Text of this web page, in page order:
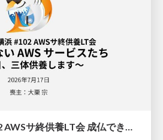
JAWS-UG横浜 #102 AWSサ終供養LT会 成仏できない AWS サービスたち 〜本日、三体供養します〜